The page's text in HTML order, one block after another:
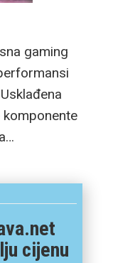
gaming
cijenu